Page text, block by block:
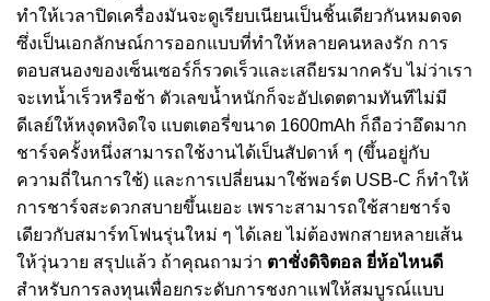
ทำให้เวลาปิดเครื่องมันจะดูเรียบเนียนเป็นชิ้นเดียวกันหมดจด
ซึ่งเป็นเอกลักษณ์การออกแบบที่ทำให้หลายคนหลงรัก การ
ตอบสนองของเซ็นเซอร์ก็รวดเร็วและเสถียรมากครับ ไม่ว่าเรา
จะเทน้ำเร็วหรือช้า ตัวเลขน้ำหนักก็จะอัปเดตตามทันทีไม่มี
ดีเลย์ให้หงุดหงิดใจ แบตเตอรี่ขนาด 1600mAh ก็ถือว่าอึดมาก
ชาร์จครั้งหนึ่งสามารถใช้งานได้เป็นสัปดาห์ ๆ (ขึ้นอยู่กับ
ความถี่ในการใช้) และการเปลี่ยนมาใช้พอร์ต USB-C ก็ทำให้
การชาร์จสะดวกสบายขึ้นเยอะ เพราะสามารถใช้สายชาร์จ
เดียวกับสมาร์ทโฟนรุ่นใหม่ ๆ ได้เลย ไม่ต้องพกสายหลายเส้น
ให้วุ่นวาย สรุปแล้ว ถ้าคุณถามว่า ตาชั่งดิจิตอล ยี่ห้อไหนดี
สำหรับการลงทุนเพื่อยกระดับการชงกาแฟให้สมบูรณ์แบบ